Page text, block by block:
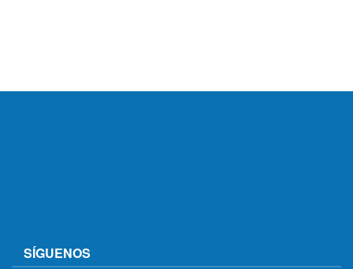
SÍGUENOS